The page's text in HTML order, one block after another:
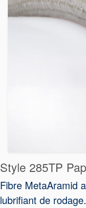
Style 285TP
Fibre MetaAramid
lubrifiant de rodage.